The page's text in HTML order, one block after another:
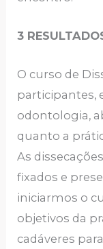
3
O curso de
participantes,
odontologia,
quanto a
As
fixados e
iniciarmos o
objetivos da
cadáveres